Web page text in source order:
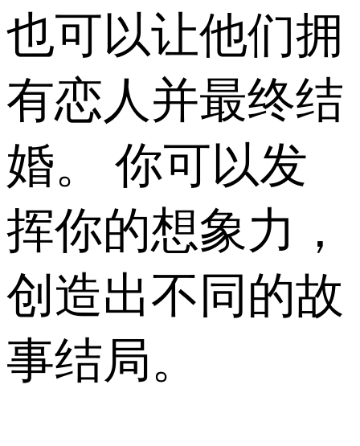
也可以让他们拥
有恋人并最终结
婚。 你可以发
挥你的想象力，
创造出不同的故
事结局。